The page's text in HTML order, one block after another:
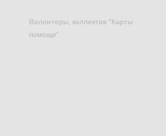
Волонтеры, коллектив "Карты
помощи"